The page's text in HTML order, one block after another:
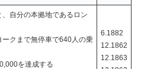
自分の本拠地であるロン
ークまで無停車で640人の乗
を達成する
6.1882
12.1862
12.1863